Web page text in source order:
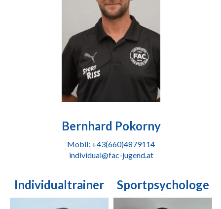
Bernhard Pokorny
Mobil: +43(660)4879114
individual@fac-jugend.at
Individualtrainer Sportpsychologe